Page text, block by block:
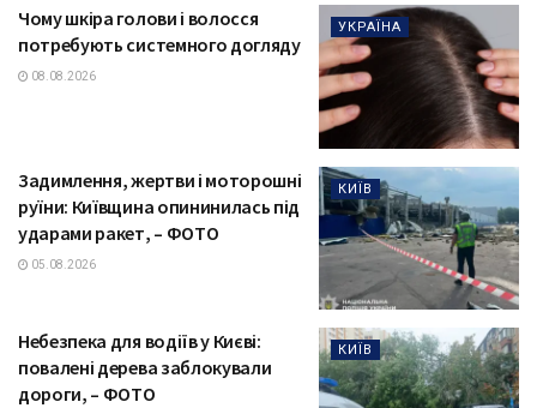
УКРАЇНА
Чому шкіра голови і волосся
потребують системного догляду
08.08.2026
КИЇВ
Задимлення, жертви і моторошні
руїни: Київщина опининилась під
ударами ракет, – ФОТО
05.08.2026
КИЇВ
Небезпека для водіїв у Києві:
повалені дерева заблокували
дороги, – ФОТО